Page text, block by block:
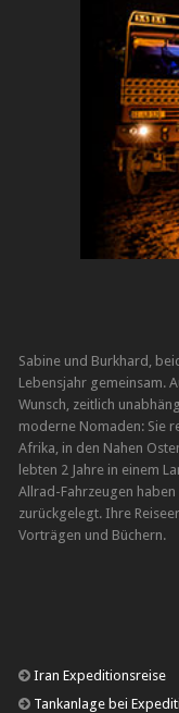
Sabine und Burkhard,
Lebensjahr gemeinsam.
Wunsch, zeitlich
moderne Nomaden: Sie
Afrika, in den Nahen
lebten 2 Jahre in einem
Allrad-Fahrzeugen
zurückgelegt. Ihre
Vorträgen und Büchern.
Iran Expeditionsreise
Tankanlage bei